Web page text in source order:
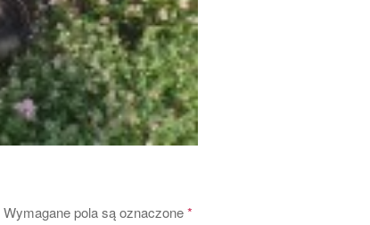
Wymagane pola są oznaczone*